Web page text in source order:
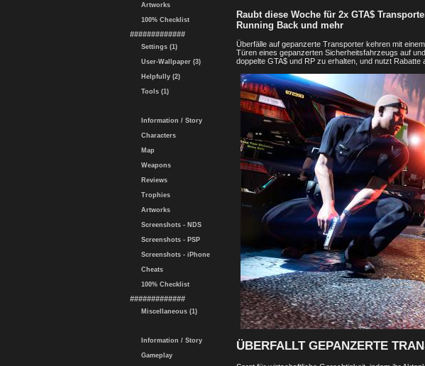
Artworks
100% Checklist
#############
Settings (1)
User-Wallpaper (3)
Helpfully (2)
Tools (1)
Information / Story
Characters
Map
Weapons
Reviews
Trophies
Artworks
Screenshots - NDS
Screenshots - PSP
Screenshots - iPhone
Cheats
100% Checklist
#############
Miscellaneous (1)
Information / Story
Gameplay
Raubt diese Woche für 2x GTA$
Running Back und mehr
Überfälle auf gepanzerte Transporter kehren mit
Türen eines gepanzerten Sicherheitsfahrzeugs auf
doppelte GTA$ und RP zu erhalten, und nutzt
ÜBERFALLT GEPANZERTE